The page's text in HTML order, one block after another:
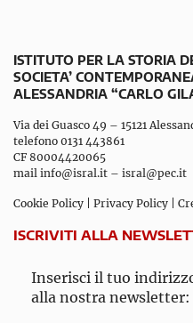
ISTITUTO PER LA STORIA
SOCIETA’
ALESSANDRIA “CARLO
Via dei Guasco 49 – 15121
telefono 0131 443861
CF 80004420065
mail info@isral.it – isral@pec.it
Cookie Policy Privacy Policy
ISCRIVITI ALLA
Inserisci il tuo
alla nostra newsletter: